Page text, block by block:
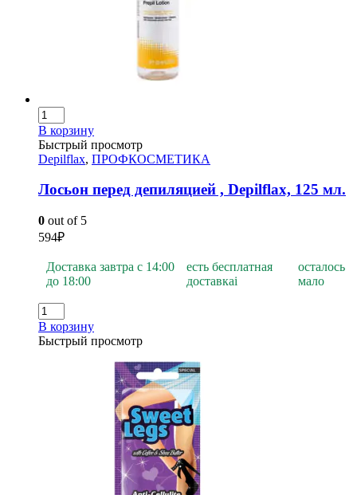
В корзину
Быстрый просмотр
Depilflax, ПРОФКОСМЕТИКА
Лосьон перед депиляцией , Depilflах, 125 мл.
0 out of 5
594₽
Доставка завтра с 14:00
до 18:00
есть бесплатная
доставкаi
осталось
мало
В корзину
Быстрый просмотр